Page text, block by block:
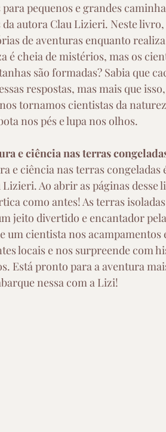
pequenos e grandes
autora Clau Lizieri. Neste
de aventuras enquanto
é cheia de mistérios, mas os
são formadas? Sabia que
respostas, mas mais que
tornamos cientistas da
nos pés e lupa nos olhos.
e ciência nas terras
e ciência nas terras
Ao abrir as páginas desse
como antes! As terras
jeito divertido e encantador
um cientista nos acampamentos
locais e nos surpreende com
Está pronto para a aventura
nessa com a Lizi!